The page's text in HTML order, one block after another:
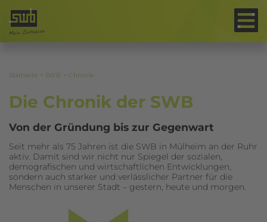
Startseite SWB Chronik
Die Chronik der SWB
Von der Gründung bis zur Gegenwart
Seit mehr als 75 Jahren ist die SWB in Mülheim an der Ruhr
aktiv. Damit sind wir nicht nur Spiegel der sozialen,
demografischen und wirtschaftlichen Entwicklungen,
sondern auch starker und verlässlicher Partner für die
Menschen in unserer Stadt – gestern, heute und morgen.